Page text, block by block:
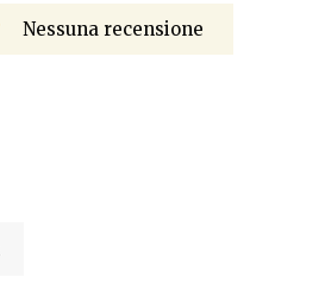
Nessuna recensione